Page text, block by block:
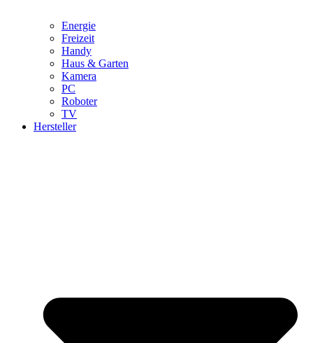
Energie
Freizeit
Handy
Haus & Garten
Kamera
PC
Roboter
TV
Hersteller